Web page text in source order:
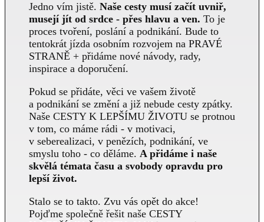
Jedno vím jistě. Naše cesty musí začít uvniř,
musejí jít od srdce - přes hlavu a ven. To je
proces tvoření, poslání a podnikání. Bude to
tentokrát jízda osobním rozvojem na PRAVÉ
STRANĚ + přidáme nové návody, rady,
inspirace a doporučení.
Pokud se přidáte, věci ve vašem životě
a podnikání se změní a již nebude cesty zpátky.
Naše CESTY K LEPŠÍMU ŽIVOTU se protnou
v tom, co máme rádi - v motivaci,
v seberealizaci, v penězích, podnikání, ve
smyslu toho - co děláme. A přidáme i naše
skvělá témata času a svobody opravdu pro
lepší život.
Stalo se to takto. Zvu vás opět do akce!
Pojďme společně řešit naše CESTY